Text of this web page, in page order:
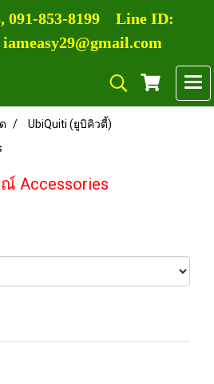
091-853-8199 Line ID:
UbiQuiti (ยูบิคิวตี้)
Accessories